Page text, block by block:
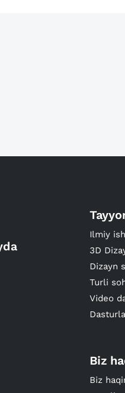
Ilmiy
3D
Dizayn
Turli
Video
Biz
Biz